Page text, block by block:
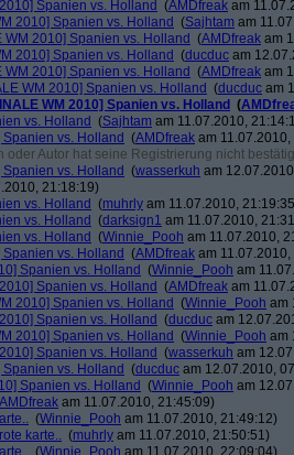
Spanien vs. Holland (AMDfreak am
2010] Spanien vs. Holland (Sajhtam am
WM 2010] Spanien vs. Holland (AMDfreak am
2010] Spanien vs. Holland (ducduc am
WM 2010] Spanien vs. Holland (AMDfreak am
WM 2010] Spanien vs. Holland (ducduc am
WM 2010] Spanien vs. Holland (
vs. Holland (Sajhtam am 11.07.2010,
Spanien vs. Holland (AMDfreak am 11.07.2010,
oder Autor hat seine Registrierung nicht
Spanien vs. Holland (wasserkuh am
21:18:19)
vs. Holland (muhrly am 11.07.2010,
vs. Holland (darksign1 am 11.07.2010,
vs. Holland (Winnie_Pooh am 11.07.2010,
Spanien vs. Holland (AMDfreak am 11.07.2010,
Spanien vs. Holland (Winnie_Pooh am
Spanien vs. Holland (AMDfreak am
2010] Spanien vs. Holland (Winnie_Pooh am
Spanien vs. Holland (ducduc am
2010] Spanien vs. Holland (Winnie_Pooh am
Spanien vs. Holland (wasserkuh am
Spanien vs. Holland (ducduc am 12.07.2010,
Spanien vs. Holland (Winnie_Pooh am
AMDfreak am 11.07.2010, 21:45:09)
(Winnie_Pooh am 11.07.2010, 21:49:12)
karte.. (muhrly am 11.07.2010, 21:50:51)
(Winnie_Pooh am 11.07.2010, 22:09:04)